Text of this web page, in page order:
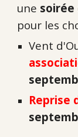
une soirée
pour les
Vent
Reprise